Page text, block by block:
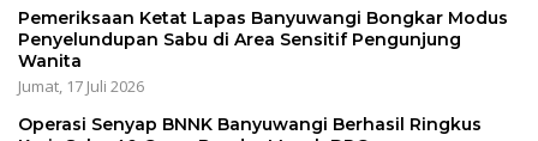
Pemeriksaan Ketat Lapas Banyuwangi Bongkar Modus
Penyelundupan Sabu di Area Sensitif Pengunjung
Wanita
Jumat, 17 Juli 2026
Operasi Senyap BNNK Banyuwangi Berhasil Ringkus